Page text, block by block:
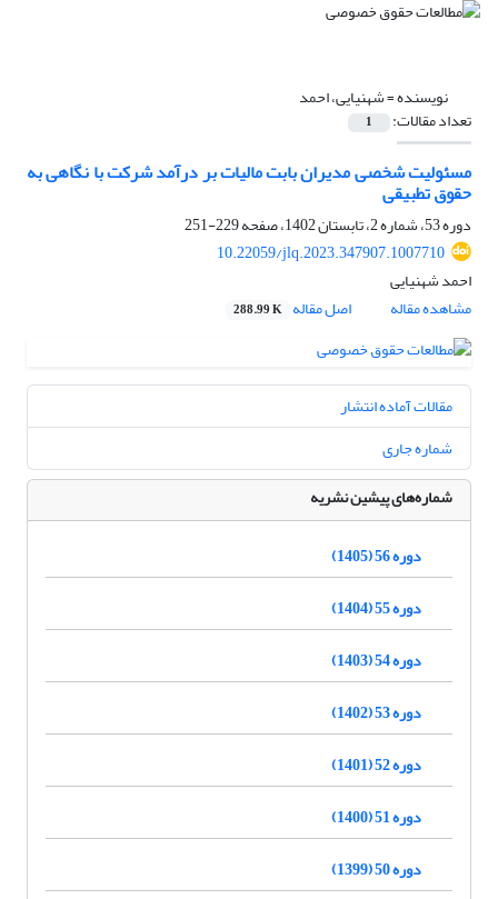
نویسنده =شهنیایی، احمد
تعداد مقالات: 1
مسئولیت شخصی مدیران بابت مالیات بر درآمد شرکت با نگاهی به
‏حقوق تطبیقی
دوره 53، شماره 2، تابستان 1402، صفحه
229-251
10.22059/jlq.2023.347907.1007710
احمد شهنیایی
مشاهده مقاله
اصل مقاله 288.99 K
مقالات آماده انتشار
شماره جاری
شماره‌های پیشین نشریه
دوره 56 (1405)
دوره 55 (1404)
دوره 54 (1403)
دوره 53 (1402)
دوره 52 (1401)
دوره 51 (1400)
دوره 50 (1399)